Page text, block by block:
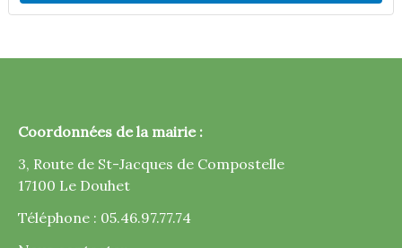
Coordonnées de la mairie :
3, Route de St-Jacques de Compostelle
17100 Le Douhet
Téléphone : 05.46.97.77.74